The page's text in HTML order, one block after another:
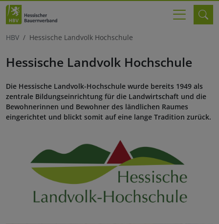
HBV Hessische Landvolk Hochschule
Hessische Landvolk Hochschule
Die Hessische Landvolk-Hochschule wurde bereits 1949 als
zentrale Bildungseinrichtung für die Landwirtschaft und die
Bewohnerinnen und Bewohner des ländlichen Raumes
eingerichtet und blickt somit auf eine lange Tradition zurück.
© HLH